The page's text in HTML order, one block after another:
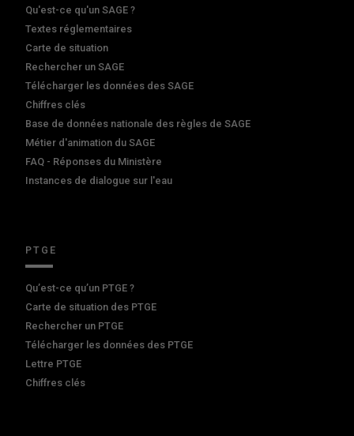
Qu'est-ce qu'un SAGE ?
Textes réglementaires
Carte de situation
Rechercher un SAGE
Télécharger les données des SAGE
Chiffres clés
Base de données nationale des règles de SAGE
Métier d'animation du SAGE
FAQ - Réponses du Ministère
Instances de dialogue sur l'eau
PTGE
Qu’est-ce qu’un PTGE ?
Carte de situation des PTGE
Rechercher un PTGE
Télécharger les données des PTGE
Lettre PTGE
Chiffres clés